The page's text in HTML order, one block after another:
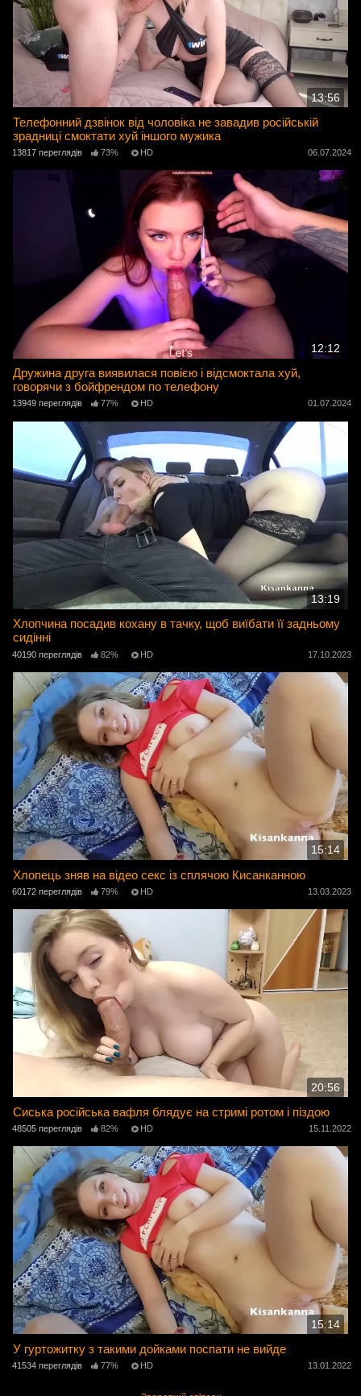
13:56
Телефонний дзвінок від чоловіка не завадив російській
зрадниці смоктати хуй іншого мужика
13817 переглядів 73% HD 06.07.2024
12:12
Дружина друга виявилася повією і відсмоктала хуй,
говорячи з бойфрендом по телефону
13949 переглядів 77% HD 01.07.2024
13:19
Хлопчина посадив кохану в тачку, щоб виїбати її задньому
сидінні
40190 переглядів 82% HD 17.10.2023
15:14
Хлопець зняв на відео секс із сплячою Кисанканною
60172 переглядів 79% HD 13.03.2023
20:56
Сиська російська вафля блядує на стримі ротом і піздою
48505 переглядів 82% HD 15.11.2022
15:14
У гуртожитку з такими дойками поспати не вийде
41534 переглядів 77% HD 13.01.2022